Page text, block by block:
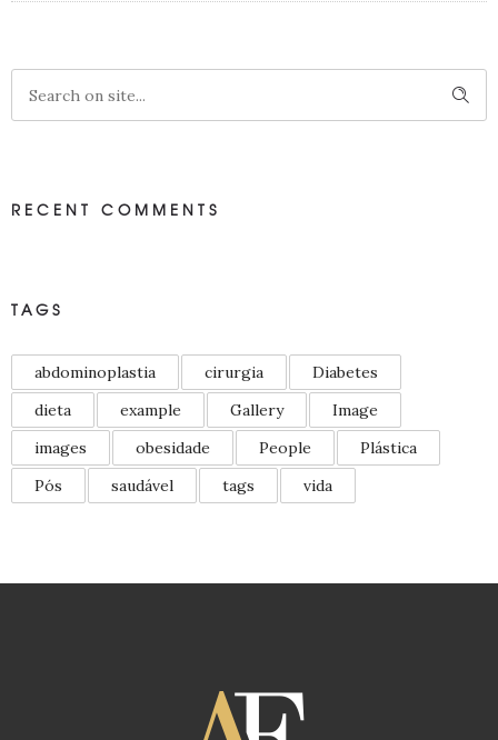
RECENT COMMENTS
TAGS
abdominoplastia cirurgia
Diabetes
dieta
example Gallery
Image
images
obesidade People
Plástica
Pós
saudável tags vida